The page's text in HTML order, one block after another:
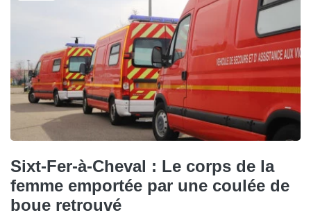
Sixt-Fer-à-Cheval : Le corps de la
femme emportée par une coulée de
boue retrouvé